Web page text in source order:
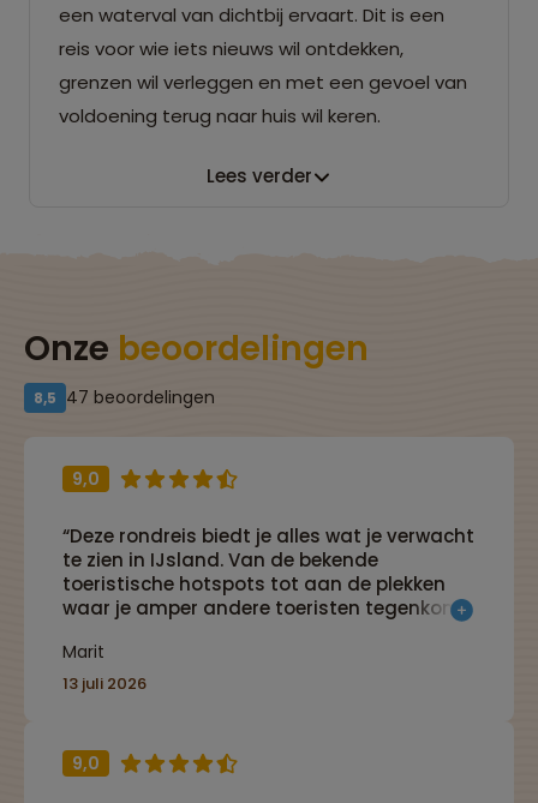
een waterval van dichtbij ervaart. Dit is een
reis voor wie iets nieuws wil ontdekken,
grenzen wil verleggen en met een gevoel van
voldoening terug naar huis wil keren.
Lees verder
Onze beoordelingen
8,5 47 beoordelingen
9,0
“Deze rondreis biedt je alles wat je verwacht
te zien in IJsland. Van de bekende
toeristische hotspots tot aan de plekken
waar je amper andere toeristen tegenkomt.
wist ons vol enthousiasme én humor van
alles te vertellen over zijn prachtige land.
Marit
13 juli 2026
9,0